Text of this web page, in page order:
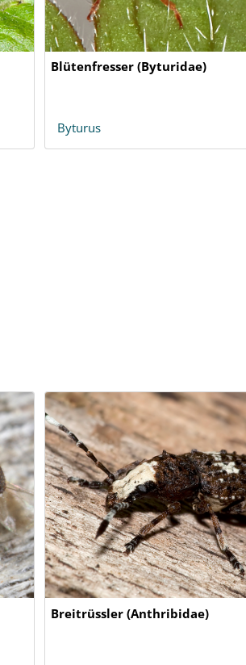
Blütenfresser (Byturidae)
Byturus
Breitrüssler (Anthribidae)